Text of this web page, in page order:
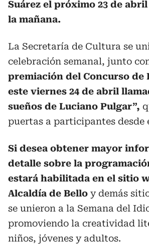
Suárez el próximo 23 de abril
la mañana.
La Secretaría de Cultura se
celebración semanal, junto
premiación del Concurso de
este viernes 24 de abril
sueños de Luciano Pulgar”,
puertas a participantes desde
Si desea obtener mayor
detalle sobre la
estará habilitada en el sitio
Alcaldía de Bello y demás
se unieron a la Semana del
promoviendo la creatividad
niños, jóvenes y adultos.